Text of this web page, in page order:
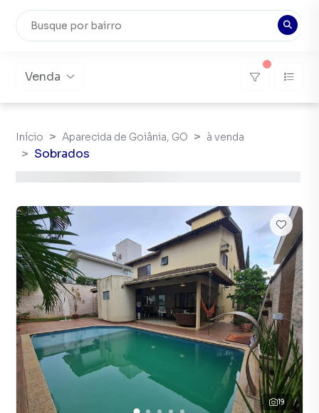
Venda
Início Aparecida de Goiânia, GO à venda
Sobrados
19